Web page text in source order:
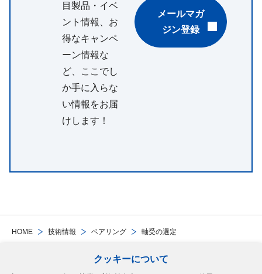
クッキーについて
HOME 技術情報 ベアリング 軸受の選定
目製品・イベ
ント情報、お
得なキャンペ
ーン情報な
ど、ここでし
か手に入らな
い情報をお届
けします！
メールマガ
ジン登録